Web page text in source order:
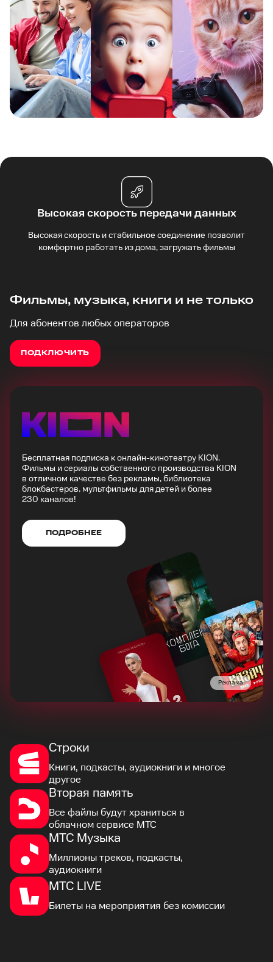
Высокая скорость передачи данных
Высокая скорость и стабильное соединение позволит
комфортно работать из дома, загружать фильмы
Фильмы, музыка, книги и не только
Для абонентов любых операторов
ПОДКЛЮЧИТЬ
Бесплатная подписка к онлайн-кинотеатру KION.
Фильмы и сериалы собственного производства KION
в отличном качестве без рекламы, библиотека
блокбастеров, мультфильмы для детей и более
230 каналов!
ПОДРОБНЕЕ
Реклама
Строки
Книги, подкасты, аудиокниги и многое
другое
Вторая память
Все файлы будут храниться в
облачном сервисе МТС
МТС Музыка
Миллионы треков, подкасты,
аудиокниги
МТС LIVE
Билеты на мероприятия без комиссии